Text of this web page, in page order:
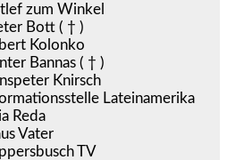
zum Winkel
Bott ( † )
Kolonko
Bannas ( † )
Knirsch
Lateinamerika
Reda
Vater
TV